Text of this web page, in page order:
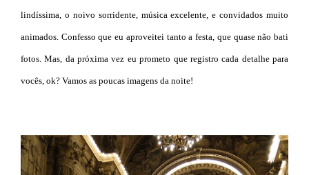
lindíssima, o noivo sorridente, música excelente, e convidados muito
animados. Confesso que eu aproveitei tanto a festa, que quase não bati
fotos. Mas, da próxima vez eu prometo que registro cada detalhe para
vocês, ok? Vamos as poucas imagens da noite!